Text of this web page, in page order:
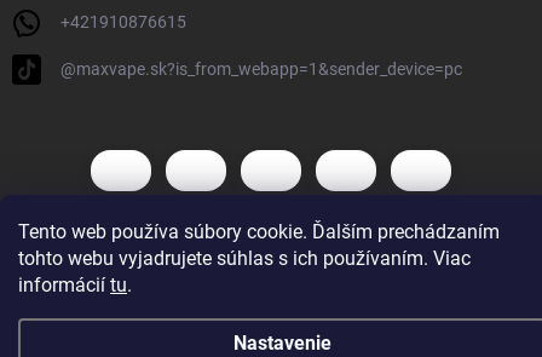
Tento web používa súbory cookie. Ďalším prechádzaním
tohto webu vyjadrujete súhlas s ich používaním. Viac
informácií tu.
Nastavenie
+421910876615
@maxvape.sk?is_from_webapp=1&sender_device=pc
Copyright 2026Max Vape. Všetky práva vyhradené.